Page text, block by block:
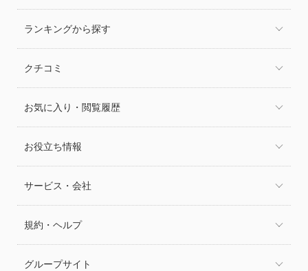
ランキングから探す
クチコミ
お気に入り・閲覧履歴
お役立ち情報
サービス・会社
規約・ヘルプ
グループサイト